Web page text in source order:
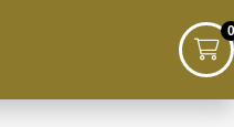
0